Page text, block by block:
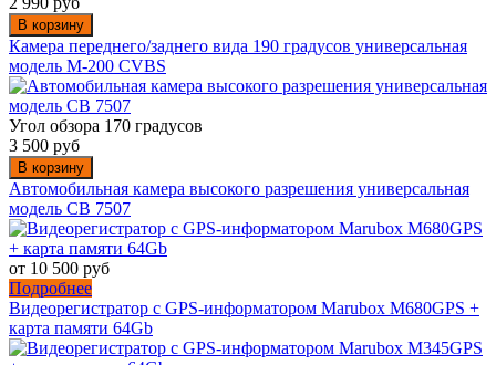
В корзину
Камера переднего/заднего вида 190 градусов универсальная
модель M-200 CVBS
Угол обзора 170 градусов
3 500 руб
В корзину
Автомобильная камера высокого разрешения универсальная
модель CB 7507
от 10 500 руб
Подробнее
Видеорегистратор с GPS-информатором Marubox M680GPS +
карта памяти 64Gb